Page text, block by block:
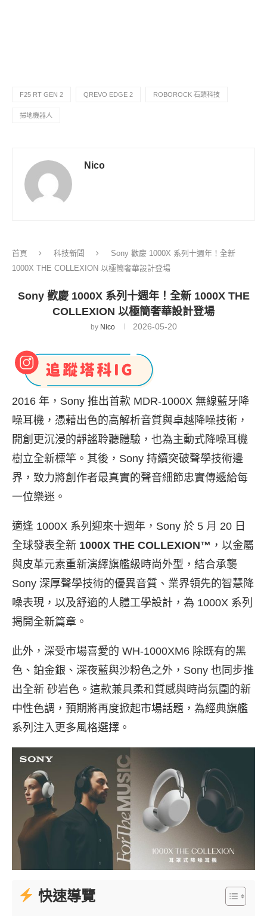
F25 RT GEN 2 QREVO EDGE 2 ROBOROCK 石頭科技
掃地機器人
Nico
首頁 科技新聞
Sony 歡慶 1000X 系列十週年！全新
1000X THE COLLEXION 以極簡奢華設計登場
Sony 歡慶 1000X 系列十週年！全新 1000X THE
COLLEXION 以極簡奢華設計登場
by Nico 2026-05-20
2016 年，Sony 推出首款 MDR-1000X 無線藍牙降
噪耳機，憑藉出色的高解析音質與卓越降噪技術，
開創更沉浸的靜謐聆聽體驗，也為主動式降噪耳機
樹立全新標竿。其後，Sony 持續突破聲學技術邊
界，致力將創作者最真實的聲音細節忠實傳遞給每
一位樂迷。
適逢 1000X 系列迎來十週年，Sony 於 5 月 20 日
全球發表全新 1000X THE COLLEXION™ ，以金屬
與皮革元素重新演繹旗艦級時尚外型，結合承襲
Sony 深厚聲學技術的優異音質、業界領先的智慧降
噪表現，以及舒適的人體工學設計，為 1000X 系列
揭開全新篇章。
此外，深受市場喜愛的 WH-1000XM6 除既有的黑
色、鉑金銀、深夜藍與沙粉色之外，Sony 也同步推
出全新 砂岩色。這款兼具柔和質感與時尚氛圍的新
中性色調，預期將再度掀起市場話題，為經典旗艦
系列注入更多風格選擇。
快速導覽